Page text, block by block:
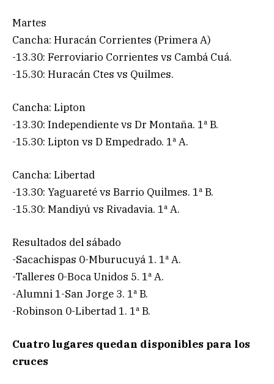
Martes
Cancha: Huracán Corrientes (Primera A)
-13.30: Ferroviario Corrientes vs Cambá Cuá.
-15.30: Huracán Ctes vs Quilmes.
Cancha: Lipton
-13.30: Independiente vs Dr Montaña. 1ª B.
-15.30: Lipton vs D Empedrado. 1ª A.
Cancha: Libertad
-13.30: Yaguareté vs Barrio Quilmes. 1ª B.
-15.30: Mandiyú vs Rivadavia. 1ª A.
Resultados del sábado
-Sacachispas 0-Mburucuyá 1. 1ª A.
-Talleres 0-Boca Unidos 5. 1ª A.
-Alumni 1-San Jorge 3. 1ª B.
-Robinson 0-Libertad 1. 1ª B.
Cuatro lugares quedan disponibles para los
cruces